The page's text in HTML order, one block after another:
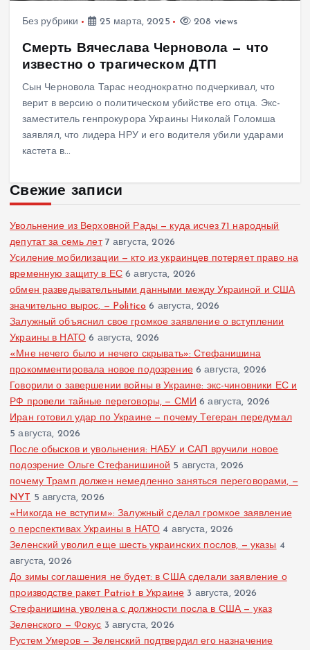
Без рубрики 25 марта, 2025 208 views
Смерть Вячеслава Черновола — что
известно о трагическом ДТП
Сын Черновола Тарас неоднократно подчеркивал, что
верит в версию о политическом убийстве его отца. Экс-
заместитель генпрокурора Украины Николай Голомша
заявлял, что лидера НРУ и его водителя убили ударами
кастета в…
Свежие записи
Увольнение из Верховной Рады — куда исчез 71 народный
депутат за семь лет 7 августа, 2026
Усиление мобилизации — кто из украинцев потеряет право на
временную защиту в ЕС 6 августа, 2026
обмен разведывательными данными между Украиной и США
значительно вырос, — Politico 6 августа, 2026
Залужный объяснил свое громкое заявление о вступлении
Украины в НАТО 6 августа, 2026
«Мне нечего было и нечего скрывать»: Стефанишина
прокомментировала новое подозрение 6 августа, 2026
Говорили о завершении войны в Украине: экс-чиновники ЕС и
РФ провели тайные переговоры, — СМИ 6 августа, 2026
Иран готовил удар по Украине — почему Тегеран передумал
5 августа, 2026
После обысков и увольнения: НАБУ и САП вручили новое
подозрение Ольге Стефанишиной 5 августа, 2026
почему Трамп должен немедленно заняться переговорами, —
NYT 5 августа, 2026
«Никогда не вступим»: Залужный сделал громкое заявление
о перспективах Украины в НАТО 4 августа, 2026
Зеленский уволил еще шесть украинских послов, — указы 4
августа, 2026
До зимы соглашения не будет: в США сделали заявление о
производстве ракет Patriot в Украине 3 августа, 2026
Стефанишина уволена с должности посла в США — указ
Зеленского — Фокус 3 августа, 2026
Рустем Умеров — Зеленский подтвердил его назначение